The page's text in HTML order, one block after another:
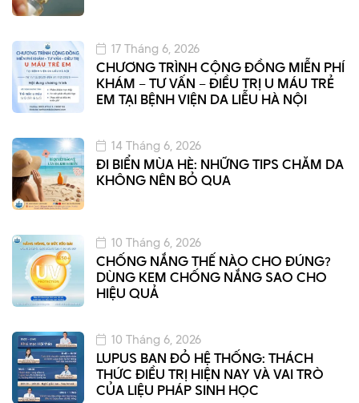
CHƯƠNG TRÌNH CỘNG ĐỒNG MIỄN PHÍ
KHÁM – TƯ VẤN – ĐIỀU TRỊ U MÁU TRẺ
EM TẠI BỆNH VIỆN DA LIỄU HÀ NỘI
17 Tháng 6, 2026
ĐI BIỂN MÙA HÈ: NHỮNG TIPS CHĂM DA
KHÔNG NÊN BỎ QUA
14 Tháng 6, 2026
CHỐNG NẮNG THẾ NÀO CHO ĐÚNG?
DÙNG KEM CHỐNG NẮNG SAO CHO
HIỆU QUẢ
10 Tháng 6, 2026
LUPUS BAN ĐỎ HỆ THỐNG: THÁCH
THỨC ĐIỀU TRỊ HIỆN NAY VÀ VAI TRÒ
CỦA LIỆU PHÁP SINH HỌC
10 Tháng 6, 2026